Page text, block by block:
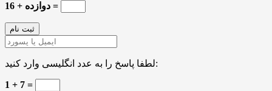
دوازده + 16 =
لطفا پاسخ را به عدد انگلیسی وارد کنید:
1 + 7 =